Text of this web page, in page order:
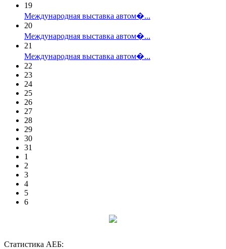
19
Международная выставка автом�...
20
Международная выставка автом�...
21
Международная выставка автом�...
22
23
24
25
26
27
28
29
30
31
1
2
3
4
5
6
Статистика АЕБ: